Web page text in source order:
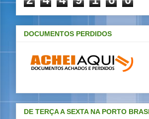
DOCUMENTOS PERDIDOS
DE TERÇA A SEXTA NA PORTO